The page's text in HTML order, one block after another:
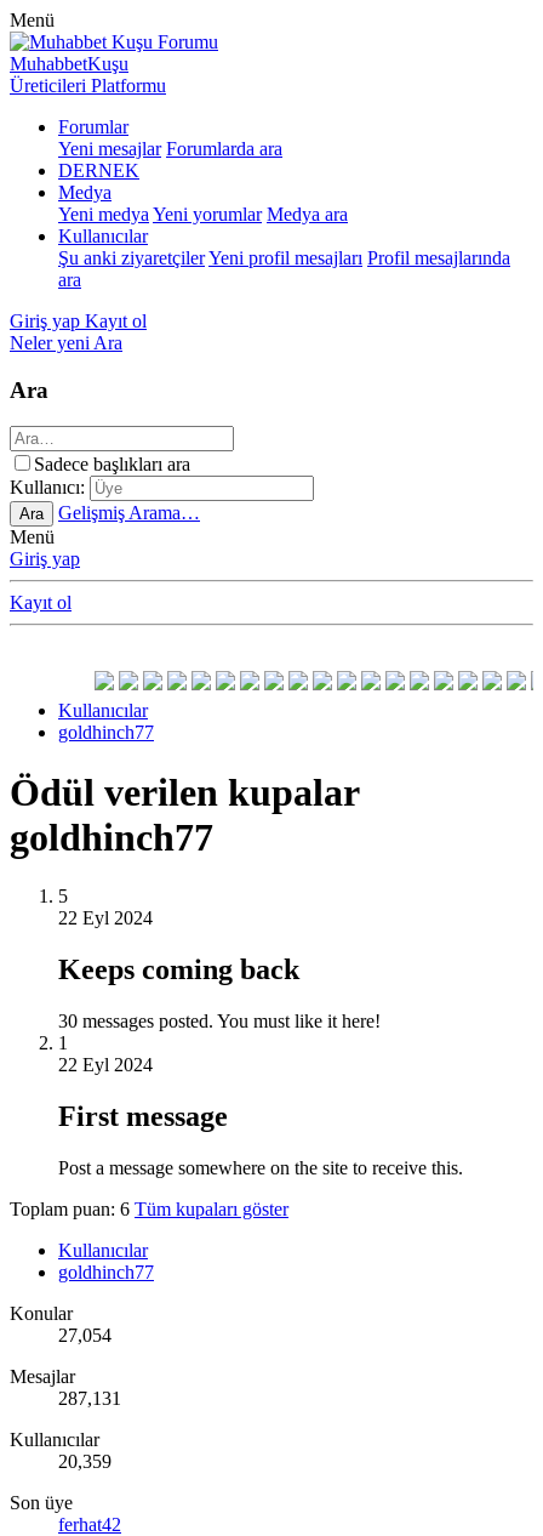
Menü
MuhabbetKuşu
Üreticileri Platformu
Forumlar
Yeni mesajlar Forumlarda ara
DERNEK
Medya
Yeni medya Yeni yorumlar Medya ara
Kullanıcılar
Şu anki ziyaretçilerYeni profil mesajları Profil mesajlarında
ara
Giriş yap Kayıt ol
Neler yeni Ara
Ara
Sadece başlıkları ara
Kullanıcı:
Ara
Gelişmiş Arama…
Menü
Giriş yap
Kayıt ol
Kullanıcılar
goldhinch77
Ödül verilen kupalar
goldhinch77
5
22 Eyl 2024
Keeps coming back
30 messages posted. You must like it here!
1
22 Eyl 2024
First message
Post a message somewhere on the site to receive this.
Toplam puan: 6 Tüm kupaları göster
Kullanıcılar
goldhinch77
Konular
27,054
Mesajlar
287,131
Kullanıcılar
20,359
Son üye
ferhat42